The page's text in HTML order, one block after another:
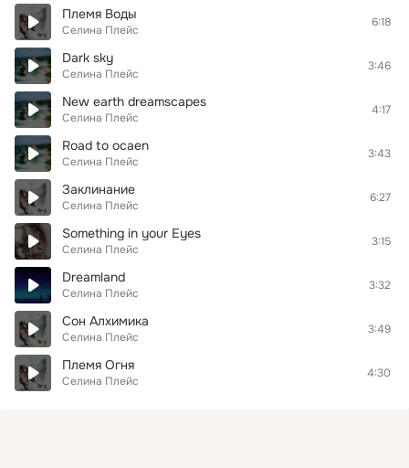
Племя Воды
Селина Плейс
6:18
Dark sky
Селина Плейс
3:46
New earth dreamscapes
Селина Плейс
4:17
Road to ocaen
Селина Плейс
3:43
Заклинание
Селина Плейс
6:27
Something in your Eyes
Селина Плейс
3:15
Dreamland
Селина Плейс
3:32
Сон Алхимика
Селина Плейс
3:49
Племя Огня
Селина Плейс
4:30